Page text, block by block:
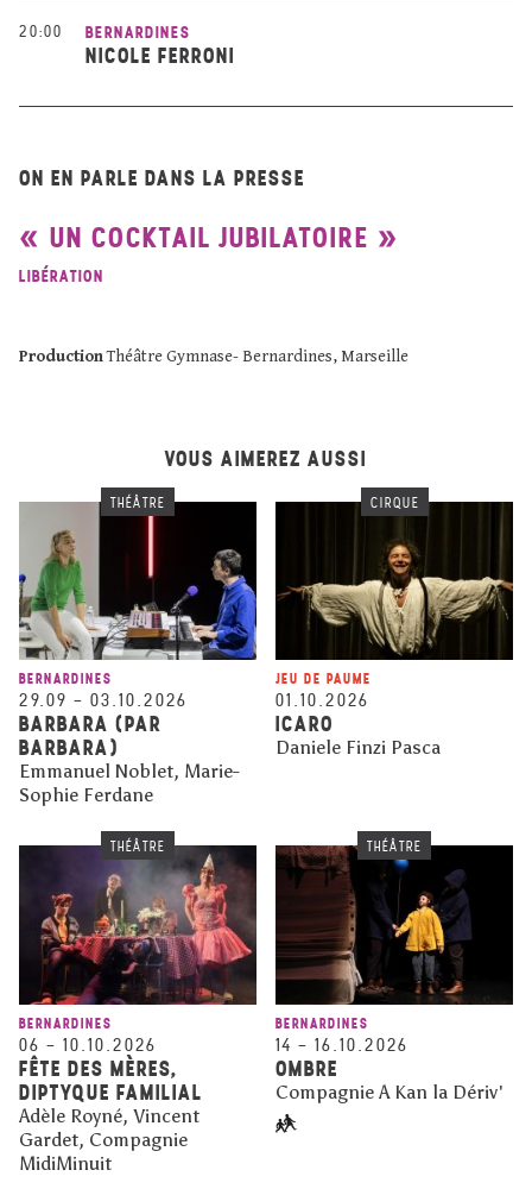
20:00 BERNARDINES
NICOLE FERRONI
ON EN PARLE DANS LA PRESSE
UN COCKTAIL JUBILATOIRE
LIBÉRATION
ProductionThéâtre Gymnase- Bernardines, Marseille
VOUS AIMEREZ AUSSI
THÉÂTRE
BERNARDINES
29.09 – 03.10.2026
BARBARA (PAR
BARBARA)
Emmanuel Noblet, Marie-
Sophie Ferdane
CIRQUE
JEU DE PAUME
01.10.2026
ICARO
Daniele Finzi Pasca
THÉÂTRE
BERNARDINES
06 – 10.10.2026
FÊTE DES MÈRES,
DIPTYQUE FAMILIAL
Adèle Royné, Vincent
Gardet, Compagnie
MidiMinuit
THÉÂTRE
BERNARDINES
14 – 16.10.2026
OMBRE
Compagnie A Kan la Dériv'